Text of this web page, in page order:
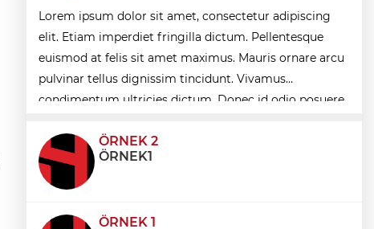
İzmit'te 3 Çınar Çocuk Evi için kura
çekimi gerçekleştirildi
Kocaeli'de kırsal mahalleye modern yol
Lorem ipsum dolor sit amet, consectetur adipiscing
elit. Etiam imperdiet fringilla dictum. Pellentesque
euismod at felis sit amet maximus. Mauris ornare arcu
pulvinar tellus dignissim tincidunt. Vivamus
condimentum ultricies dictum. Donec id odio posuere,
ÖRNEK 2
ÖRNEK1
ÖRNEK 1